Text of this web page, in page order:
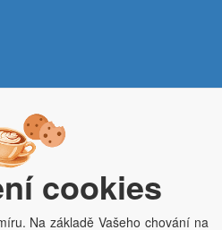
cookies
Na základě Vašeho chování na